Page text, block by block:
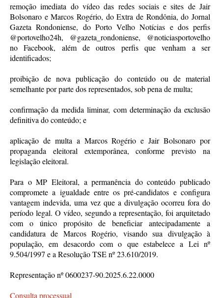
remoção imediata do vídeo das redes sociais e sites de Jair
Bolsonaro e Marcos Rogério, do Extra de Rondônia, do Jornal
Gazeta Rondoniense, do Porto Velho Notícias e dos perfis
@portovelho24h, @gazeta_rondoniense, @noticiasportovelho
no Facebook, além de outros perfis que venham a ser
identificados;
proibição de nova publicação do conteúdo ou de material
semelhante por parte dos representados, sob pena de multa;
confirmação da medida liminar, com determinação da exclusão
definitiva do conteúdo; e
aplicação de multa a Marcos Rogério e Jair Bolsonaro por
propaganda eleitoral extemporânea, conforme previsto na
legislação eleitoral.
Para o MP Eleitoral, a permanência do conteúdo publicado
compromete a igualdade entre os pré-candidatos e configura
vantagem indevida, uma vez que a divulgação ocorreu fora do
período legal. O vídeo, segundo a representação, foi arquitetado
com o único propósito de beneficiar antecipadamente a
candidatura de Marcos Rogério, visando sua divulgação à
população, em desacordo com o que estabelece a Lei nº
9.504/1997 e a Resolução TSE nº 23.610/2019.
Representação nº 0600237-90.2025.6.22.0000
Consulta processual